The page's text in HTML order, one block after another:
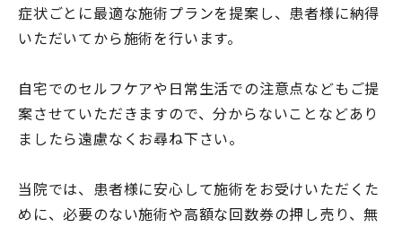
症状ごとに最適な施術プランを提案し、患者様に納得
いただいてから施術を行います。
自宅でのセルフケアや日常生活での注意点などもご提
案させていただきますので、分からないことなどあり
ましたら遠慮なくお尋ね下さい。
当院では、患者様に安心して施術をお受けいただくた
めに、必要のない施術や高額な回数券の押し売り、無